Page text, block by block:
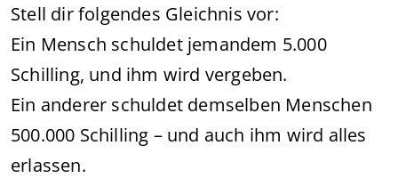
Stell dir folgendes Gleichnis vor:
Ein Mensch schuldet jemandem 5.000
Schilling, und ihm wird vergeben.
Ein anderer schuldet demselben Menschen
500.000 Schilling – und auch ihm wird alles
erlassen.